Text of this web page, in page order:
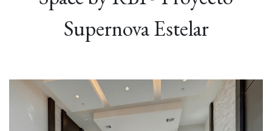
Supernova Estelar